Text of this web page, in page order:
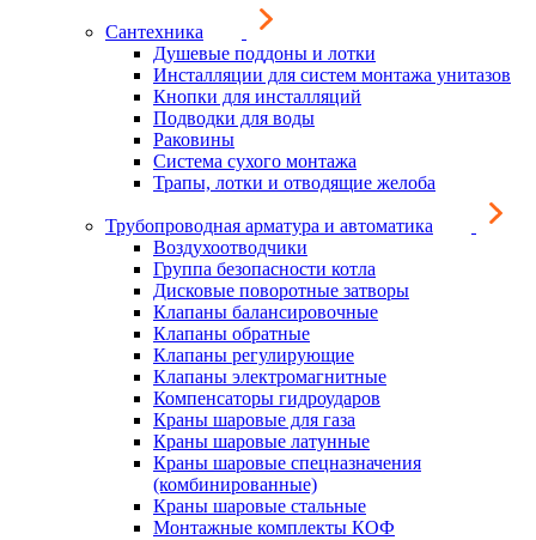
Сантехника
Душевые поддоны и лотки
Инсталляции для систем монтажа унитазов
Кнопки для инсталляций
Подводки для воды
Раковины
Система сухого монтажа
Трапы, лотки и отводящие желоба
Трубопроводная арматура и автоматика
Воздухоотводчики
Группа безопасности котла
Дисковые поворотные затворы
Клапаны балансировочные
Клапаны обратные
Клапаны регулирующие
Клапаны электромагнитные
Компенсаторы гидроударов
Краны шаровые для газа
Краны шаровые латунные
Краны шаровые спецназначения
(комбинированные)
Краны шаровые стальные
Монтажные комплекты КОФ